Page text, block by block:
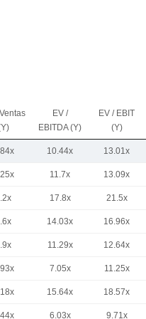
EV /
EBITDA (Y)
EV / EBIT
(Y)
10.44x 13.01x
11.7x 13.09x
17.8x 21.5x
14.03x 16.96x
11.29x 12.64x
7.05x 11.25x
15.64x 18.57x
6.03x 9.71x